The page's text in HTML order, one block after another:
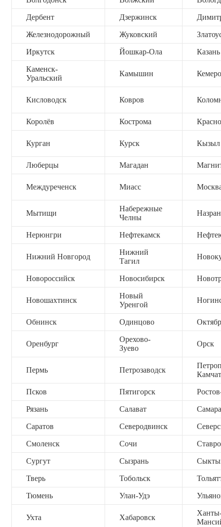
Дербент Дзержинск
Железнодорожный Жуковский
Иркутск Йошкар-Ола Казань
Каменск-
Уральский
Камышин
Кисловодск Ковров
Королёв Кострома
Курган Курск Кызыл
Люберцы Магадан
Междуреченск Миасс
Мытищи
Набережные
Челны
Нерюнгри Нефтекамск
Нижний Новгород
Нижний
Тагил
Новороссийск Новосибирск
Новошахтинск
Новый
Уренгой
Обнинск Одинцово
Оренбург
Орехово-
Зуево
Орск
Пермь Петрозаводск
Псков Пятигорск
Рязань Салават Самара
Саратов Северодвинск
Смоленск Сочи
Сургут Сызрань
Тверь Тобольск
Тюмень Улан-Удэ
Ухта Хабаровск